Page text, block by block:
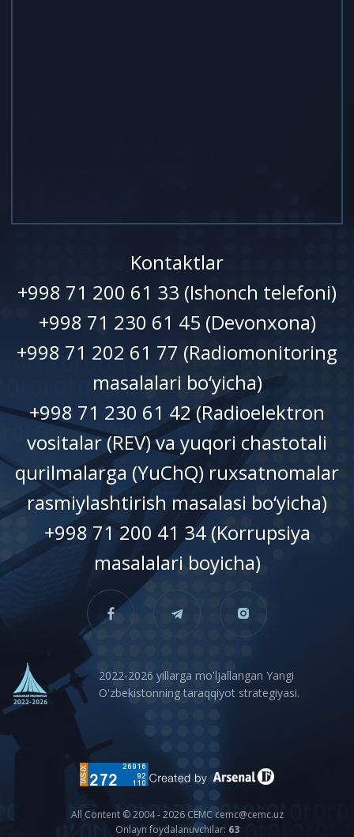
Kontaktlar
+998 71 200 61 33 (Ishonch telefoni)
+998 71 230 61 45 (Devonxonа)
+998 71 202 61 77 (Radiomonitoring
masalalari bo‘yicha)
+998 71 230 61 42 (Radioelektron
vositalar (REV) va yuqori chastotali
qurilmalarga (YuChQ) ruxsatnomalar
rasmiylashtirish masalasi bo‘yicha)
+998 71 200 41 34 (Korrupsiya
masalalari boyicha)
2022-2026 yillarga mo'ljallangan Yangi
O'zbekistonning taraqqiyot strategiyasi.
All Content © 2004 - 2026 CEMC cemc@cemc.uz
Onlayn foydalanuvchilar: 63